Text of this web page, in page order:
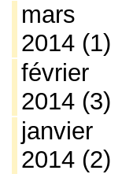
mars
2014(1)
février
2014(3)
janvier
2014(2)